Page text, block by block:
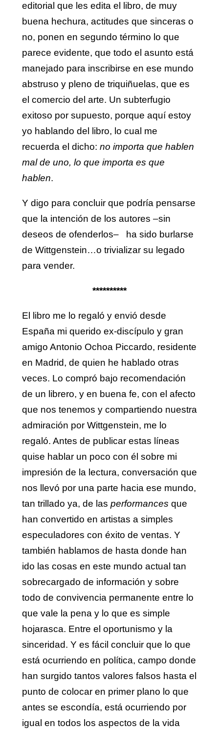
editorial que les edita el libro, de muy
buena hechura, actitudes que sinceras o
no, ponen en segundo término lo que
parece evidente, que todo el asunto está
manejado para inscribirse en ese mundo
abstruso y pleno de triquiñuelas, que es
el comercio del arte. Un subterfugio
exitoso por supuesto, porque aquí estoy
yo hablando del libro, lo cual me
recuerda el dicho: no importa que hablen
mal de uno, lo que importa es que
hablen.
Y digo para concluir que podría pensarse
que la intención de los autores –sin
deseos de ofenderlos– ha sido burlarse
de Wittgenstein…o trivializar su legado
para vender.
**********
El libro me lo regaló y envió desde
España mi querido ex-discípulo y gran
amigo Antonio Ochoa Piccardo, residente
en Madrid, de quien he hablado otras
veces. Lo compró bajo recomendación
de un librero, y en buena fe, con el afecto
que nos tenemos y compartiendo nuestra
admiración por Wittgenstein, me lo
regaló. Antes de publicar estas líneas
quise hablar un poco con él sobre mi
impresión de la lectura, conversación que
nos llevó por una parte hacia ese mundo,
tan trillado ya, de las performances que
han convertido en artistas a simples
especuladores con éxito de ventas. Y
también hablamos de hasta donde han
ido las cosas en este mundo actual tan
sobrecargado de información y sobre
todo de convivencia permanente entre lo
que vale la pena y lo que es simple
hojarasca. Entre el oportunismo y la
sinceridad. Y es fácil concluir que lo que
está ocurriendo en política, campo donde
han surgido tantos valores falsos hasta el
punto de colocar en primer plano lo que
antes se escondía, está ocurriendo por
igual en todos los aspectos de la vida